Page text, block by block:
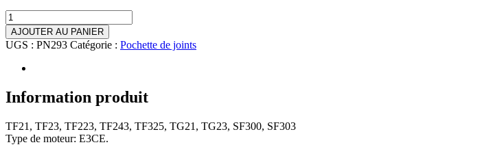
quantité
de
Pochette
de
joints
Gasket
kit
TF21,
TF23,
AJOUTER AU PANIER
UGS : PN293 Catégorie : Pochette de joints
Information produit
TF21, TF23, TF223, TF243, TF325, TG21, TG23, SF300, SF303
Type de moteur: E3CE.